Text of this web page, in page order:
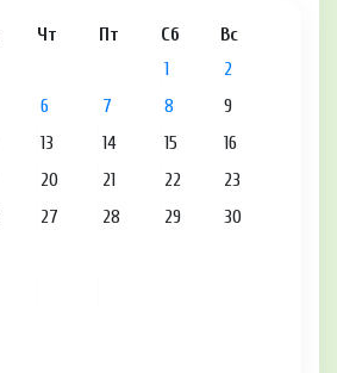
Чт Пт Сб Вс
1
2
6 7 8
9
13 14 15
16
20 21 22
23
27 28 29
30